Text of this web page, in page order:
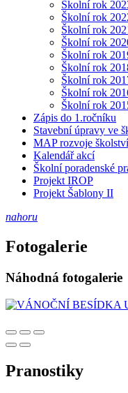
Školní rok
Školní rok
Školní rok
Školní rok
Školní rok
Školní rok
Školní rok
Školní rok
Školní rok
Zápis do 1.ročníku
Stavební úpravy ve
MAP rozvoje
Kalendář akcí
Školní poradenské
Projekt IROP
Projekt Šablony II
nahoru
Fotogalerie
Náhodná fotogalerie
Pranostiky